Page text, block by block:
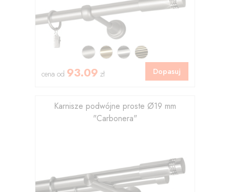
cena od 93.09 zł Dopasuj
Karnisze podwójne proste Ø19 mm
"Carbonera"